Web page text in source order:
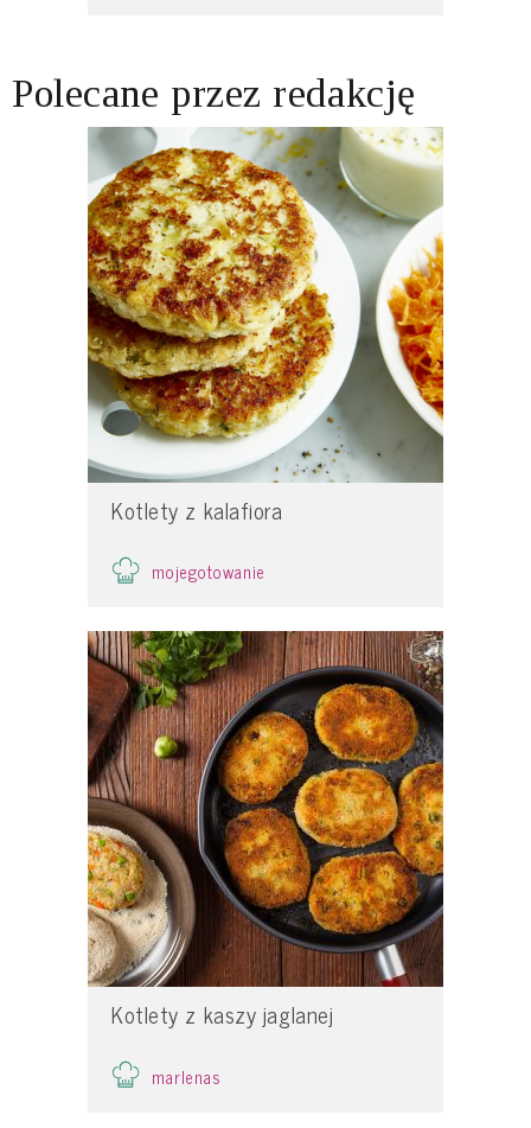
Polecane przez redakcję
Kotlety z kalafiora
mojegotowanie
Kotlety z kaszy jaglanej
marlenas